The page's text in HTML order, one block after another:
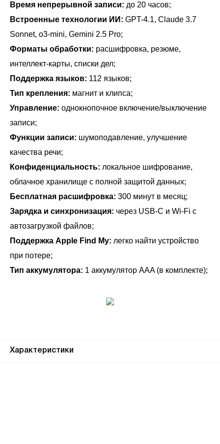
Время непрерывной записи: до 20 часов;
Встроенные технологии ИИ: GPT-4.1, Claude 3.7
Sonnet, o3-mini, Gemini 2.5 Pro;
Форматы обработки: расшифровка, резюме,
интеллект-карты, списки дел;
Поддержка языков: 112 языков;
Тип крепления: магнит и клипса;
Управление: однокнопочное включение/выключение
записи;
Функции записи: шумоподавление, улучшение
качества речи;
Конфиденциальность: локальное шифрование,
облачное хранилище с полной защитой данных;
Бесплатная расшифровка: 300 минут в месяц;
Зарядка и синхронизация: через USB-C и Wi‑Fi с
автозагрузкой файлов;
Поддержка Apple Find My: легко найти устройство
при потере;
Тип аккумулятора: 1 аккумулятор AAA (в комплекте);
Характеристики